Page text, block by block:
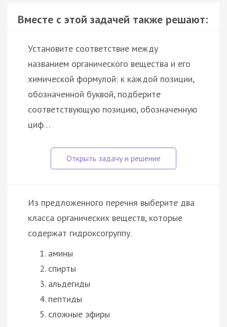
Вместе с этой задачей также решают:
Установите соответствие между
названием органического вещества и его
химической формулой: к каждой позиции,
обозначенной буквой, подберите
соответствующую позицию, обозначенную
циф…
Из предложенного перечня выберите два
класса органических веществ, которые
содержат гидроксогруппу.
амины
спирты
альдегиды
пептиды
сложные эфиры